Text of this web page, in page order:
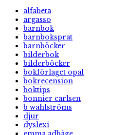
alfabeta
argasso
barnbok
barnboksprat
barnböcker
bilderbok
bilderböcker
bokförlaget opal
bokrecension
boktips
bonnier carlsen
b wahlströms
djur
dyslexi